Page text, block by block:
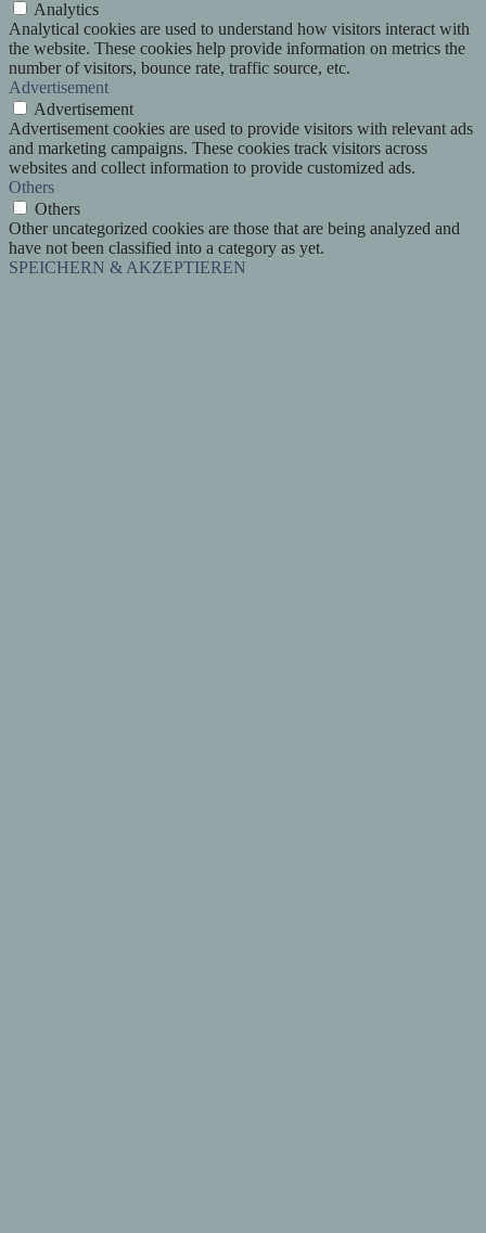
Analytics
Analytical cookies are used to understand how visitors interact with
the website. These cookies help provide information on metrics the
number of visitors, bounce rate, traffic source, etc.
Advertisement
Advertisement
Advertisement cookies are used to provide visitors with relevant ads
and marketing campaigns. These cookies track visitors across
websites and collect information to provide customized ads.
Others
Others
Other uncategorized cookies are those that are being analyzed and
have not been classified into a category as yet.
SPEICHERN & AKZEPTIEREN